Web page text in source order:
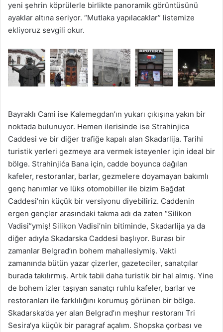
yeni şehrin köprülerle birlikte panoramik görüntüsünü
ayaklar altına seriyor. “Mutlaka yapılacaklar” listemize
ekliyoruz sevgili okur.
Bayraklı Cami ise Kalemegdan’ın yukarı çıkışına yakın bir
noktada bulunuyor. Hemen ilerisinde ise Strahinjica
Caddesi ve bir diğer trafiğe kapalı alan Skadarlija. Tarihi
turistik yerleri gezmeye ara vermek isteyenler için ideal bir
bölge. Strahinjića Bana için, cadde boyunca dağılan
kafeler, restoranlar, barlar, gezmelere doyamayan bakımlı
genç hanımlar ve lüks otomobiller ile bizim Bağdat
Caddesi’nin küçük bir versiyonu diyebiliriz. Caddenin
ergen gençler arasındaki takma adı da zaten “Silikon
Vadisi”ymiş! Silikon Vadisi’nin bitiminde, Skadarlija ya da
diğer adıyla Skadarska Caddesi başlıyor. Burası bir
zamanlar Belgrad’ın bohem mahallesiymiş. Vakti
zamanında bütün yazar çizerler, gazeteciler, sanatçılar
burada takılırmış. Artık tabii daha turistik bir hal almış. Yine
de bohem izler taşıyan sanatçı ruhlu kafeler, barlar ve
restoranları ile farklılığını korumuş görünen bir bölge.
Skadarska’da yer alan Belgrad’ın meşhur restoranı Tri
Sesira‘ya küçük bir paragraf açalım. Shopska çorbası ve